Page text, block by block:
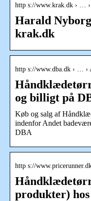
http s://www.krak.dk › … ›
Harald
krak.dk
http s://www.dba.dk › … ›
og billigt på
Køb og salg af
indenfor Andet
DBA
http s://
produkter)